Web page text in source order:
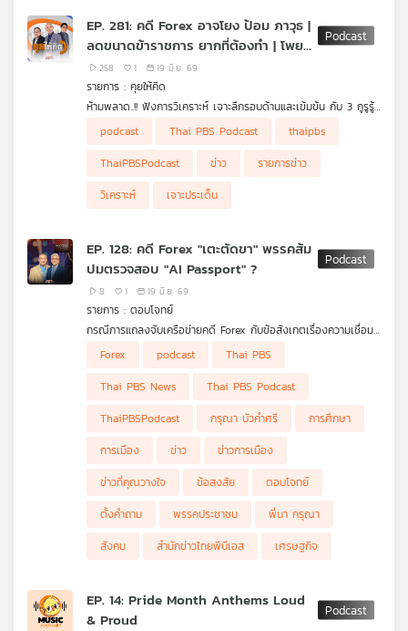
EP. 281: คดี Forex อาจโยง ป้อม ภาวุธ |
ลดขนาดข้าราชการ ยากที่ต้องทำ | โพย
สว. กกต. แจงไม่ผิดกฎหมาย
258 1 19 มิ.ย. 69
รายการ : คุยให้คิด
ห้ามพลาด..!! ฟังการวิเคราะห์ เจาะลึกรอบด้านและเข้มข้น กับ 3 กูรูรู้
ข่าวร้อน
• ทรัมป์ลงนาม "MOU ยุติสงครามสหรัฐฯ-อิหร่าน"
• เรตติงประเทศไทยยังคงอันดับ สะท้อนความเชื่อมั่น "เสถียรภาพ
เศรษฐกิจ-วินัยการคลัง"
• ครม. ขอคืนงบเหลือจ่ายปี 69 กลับเข้าคลัง 10,300 ล้านบาท
และถูก กมธ. ตรวจสอบหนัก
• DSI แถลงคดี Forex อาจโยง "ป้อม ภาวุธ" แต่ยังไม่ใช่ผู้ต้องหา ไร้
อิทธิพลการเมืองกดดันทำคดี
• กกต. แจง "เอาโพยเข้าสถานที่เลือก สว." ไม่ผิดกฎหมาย !
podcast Thai PBS Podcast
thaipbs
ThaiPBSPodcast
ข่าว
รายการข่าว
วิเคราะห์
เจาะประเด็น
EP. 128: คดี Forex "เตะตัดขา" พรรคส้ม
ปมตรวจสอบ "AI Passport" ?
8 1 19 มิ.ย. 69
รายการ : ตอบโจทย์
กรณีการแถลงจับเครือข่ายคดี Forex กับข้อสังเกตเรื่องความเชื่อม
พล.ต.ต.สุพิศาล ภักดีนฤนาถ อดีตผู้บังคับการปราบปราม
จตุพร พรหมพันธุ์ แกนนำคณะหลอมรวมประชาชน
Forex podcast
Thai PBS
Thai PBS News
Thai PBS Podcast
ThaiPBSPodcast
กรุณา บัวคำศรี
การศึกษา
การเมือง
ข่าว
ข่าวการเมือง
ข่าวที่คุณวางใจ
ข้อสงสัย
ตอบโจทย์
ตั้งคำถาม
พรรคประชาชน
พี่นา กรุณา
สังคม
สำนักข่าวไทยพีบีเอส เศรษฐกิจ
EP. 14: Pride Month Anthems Loud
& Proud